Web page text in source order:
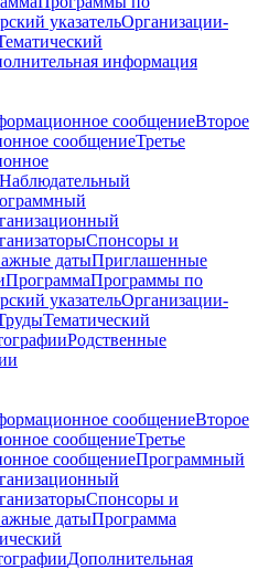
указательОрганизации-
информация
сообщениеВторое
сообщениеТретье
Наблюдательный
Спонсоры и
датыПриглашенные
ПрограммаПрограммы по
указательОрганизации-
Тематический
Родственные
сообщениеВторое
сообщениеТретье
сообщениеПрограммный
Спонсоры и
датыПрограмма
Дополнительная